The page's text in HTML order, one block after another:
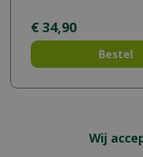
€34,90
Bestel
Wij